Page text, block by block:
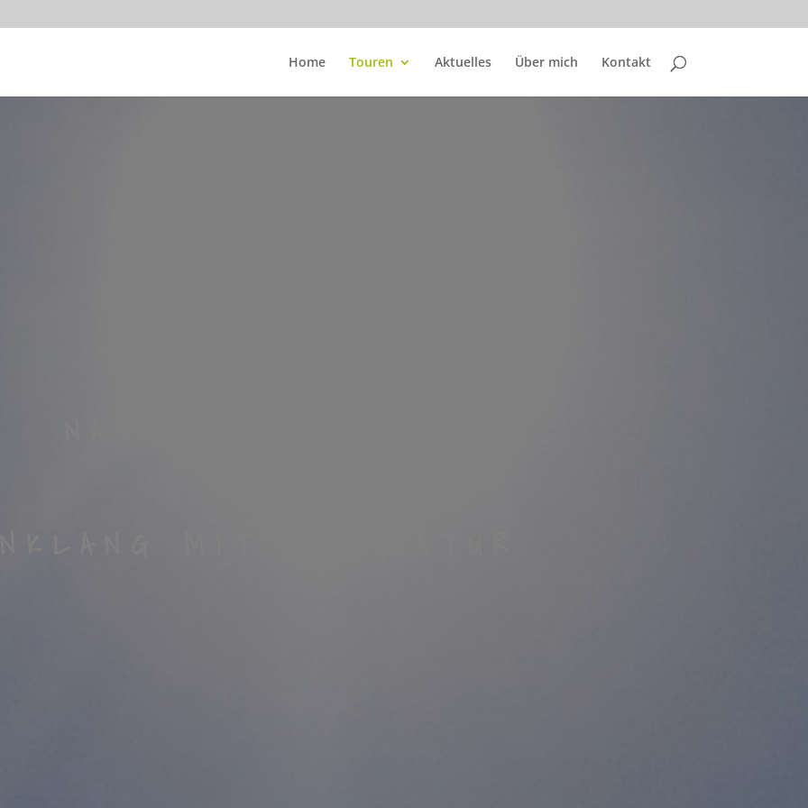
Home Touren Aktuelles Über mich Kontakt